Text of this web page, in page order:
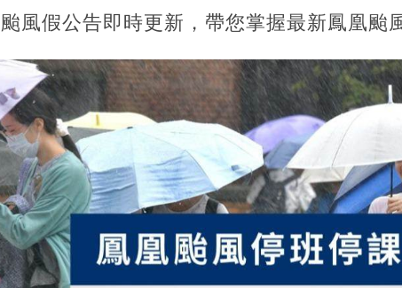
颱風假公告即時更新，帶您掌握最新鳳凰颱